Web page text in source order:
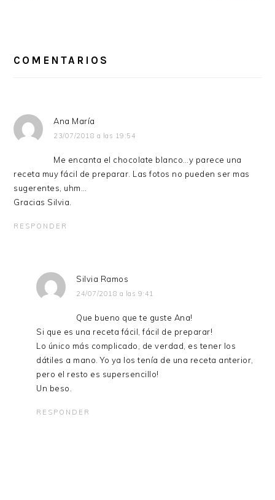
CON
COMENTARIOS
Ana María
23/07/2018 a las 19:54
Me encanta el chocolate blanco…y parece una
receta muy fácil de preparar. Las fotos no pueden ser mas
sugerentes, uhm…
Gracias Silvia.
RESPONDER
Silvia Ramos
24/07/2018 a las 9:41
Que bueno que te guste Ana!
Si que es una receta fácil, fácil de preparar!
Lo único más complicado, de verdad, es tener los
dátiles a mano. Yo ya los tenía de una receta anterior,
pero el resto es supersencillo!
Un beso.
RESPONDER